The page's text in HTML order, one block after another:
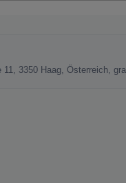
3350 Haag, Österreich,